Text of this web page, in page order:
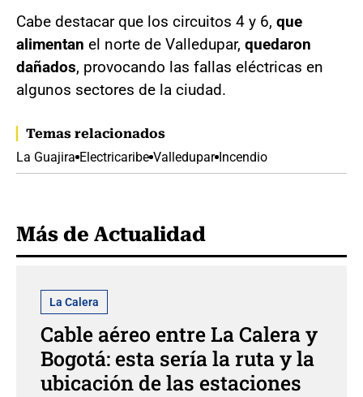
Cabe destacar que los circuitos 4 y 6, que
alimentan el norte de Valledupar, quedaron
dañados, provocando las fallas eléctricas en
algunos sectores de la ciudad.
Temas relacionados
La Guajira Electricaribe Valledupar Incendio
Más de Actualidad
La Calera
Cable aéreo entre La Calera y
Bogotá: esta sería la ruta y la
ubicación de las estaciones